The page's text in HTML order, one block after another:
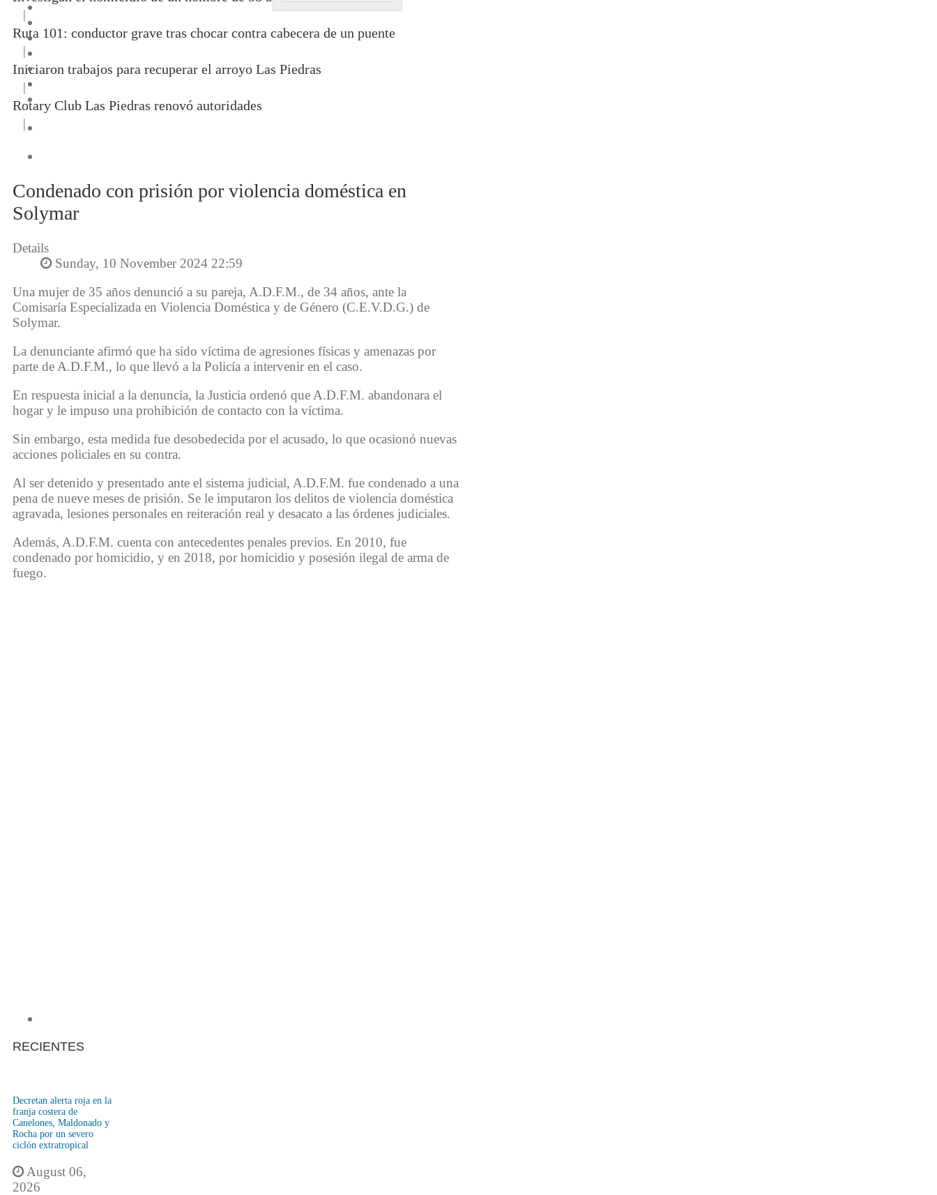
|
Ruta 101: conductor grave tras chocar contra cabecera de un puente
|
Iniciaron trabajos para recuperar el arroyo Las Piedras
|
Rotary Club Las Piedras renovó autoridades
|
Condenado con prisión por violencia doméstica en
Solymar
Details
Sunday, 10 November 2024 22:59
Una mujer de 35 años denunció a su pareja, A.D.F.M., de 34 años, ante la
Comisaría Especializada en Violencia Doméstica y de Género (C.E.V.D.G.) de
Solymar.
La denunciante afirmó que ha sido víctima de agresiones físicas y amenazas por
parte de A.D.F.M., lo que llevó a la Policía a intervenir en el caso.
En respuesta inicial a la denuncia, la Justicia ordenó que A.D.F.M. abandonara el
hogar y le impuso una prohibición de contacto con la víctima.
Sin embargo, esta medida fue desobedecida por el acusado, lo que ocasionó nuevas
acciones policiales en su contra.
Al ser detenido y presentado ante el sistema judicial, A.D.F.M. fue condenado a una
pena de nueve meses de prisión. Se le imputaron los delitos de violencia doméstica
agravada, lesiones personales en reiteración real y desacato a las órdenes judiciales.
Además, A.D.F.M. cuenta con antecedentes penales previos. En 2010, fue
condenado por homicidio, y en 2018, por homicidio y posesión ilegal de arma de
fuego.
RECIENTES
Decretan alerta roja en la
franja costera de
Canelones, Maldonado y
Rocha por un severo
ciclón extratropical
August 06,
2026